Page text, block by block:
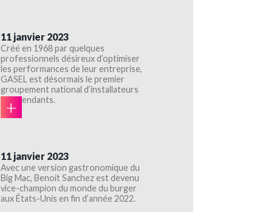
11 janvier 2023
Créé en 1968 par quelques
professionnels désireux d’optimiser
les performances de leur entreprise,
GASEL est désormais le premier
groupement national d’installateurs
indépendants.
+
11 janvier 2023
Avec une version gastronomique du
Big Mac, Benoit Sanchez est devenu
vice-champion du monde du burger
aux États-Unis en fin d’année 2022.